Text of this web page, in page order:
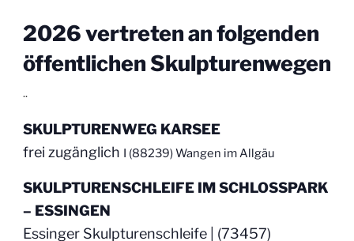
2026 vertreten an folgenden
öffentlichen Skulpturenwegen
..
SKULPTURENWEG KARSEE
frei zugänglich I (88239) Wangen im Allgäu
SKULPTURENSCHLEIFE IM SCHLOSSPARK
– ESSINGEN
Essinger Skulpturenschleife | (73457)